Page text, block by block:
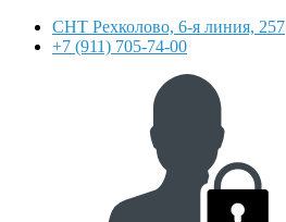
СНТ Рехколово, 6-я линия, 257
+7 (911) 705-74-00